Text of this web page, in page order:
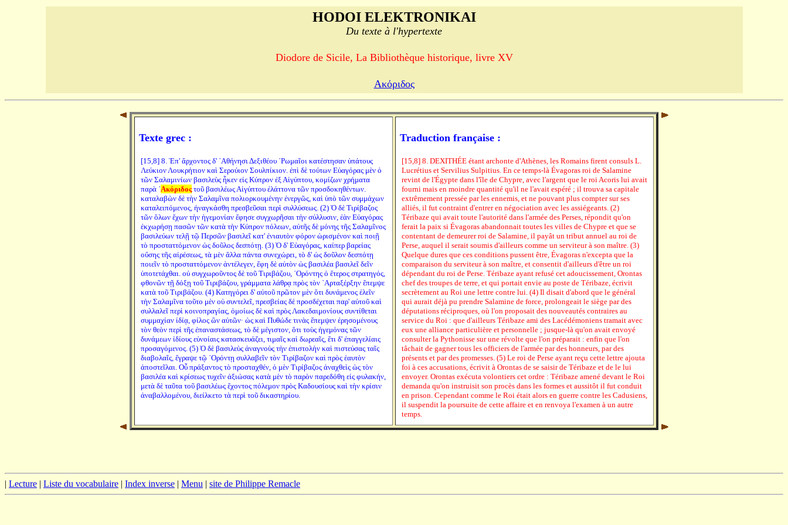
HODOI ELEKTRONIKAI
Du texte à l'hypertexte
Diodore de Sicile, La Bibliothèque historique, livre XV
Ακόριδος
Texte grec :
[15,8] 8. Ἐπ' ἄρχοντος δ' ᾿Αθήνησι Δεξιθέου ῾Ρωμαῖοι κατέστησαν ὑπάτους
Λεύκιον Λουκρήτιον καὶ Σερούιον Σουλπίκιον. ἐπὶ δὲ τούτων Εὐαγόρας μὲν ὁ
τῶν Σαλαμινίων βασιλεὺς ἧκεν εἰς Κύπρον ἐξ Αἰγύπτου, κομίζων χρήματα
παρὰ ᾿Ακόριδοςτοῦ βασιλέως Αἰγύπτου ἐλάττονα τῶν προσδοκηθέντων.
καταλαβὼν δὲ τὴν Σαλαμῖνα πολιορκουμένην ἐνεργῶς, καὶ ὑπὸ τῶν συμμάχων
καταλειπόμενος, ἠναγκάσθη πρεσβεῦσαι περὶ συλλύσεως. (2) Ὁ δὲ Τιρίβαζος
τῶν ὅλων ἔχων τὴν ἡγεμονίαν ἔφησε συγχωρῆσαι τὴν σύλλυσιν, ἐὰν Εὐαγόρας
ἐκχωρήσῃ πασῶν τῶν κατὰ τὴν Κύπρον πόλεων, αὐτῆς δὲ μόνης τῆς Σαλαμῖνος
βασιλεύων τελῇ τῷ Περσῶν βασιλεῖ κατ' ἐνιαυτὸν φόρον ὡρισμένον καὶ ποιῇ
τὸ προσταττόμενον ὡς δοῦλος δεσπότῃ. (3) Ὁ δ' Εὐαγόρας, καίπερ βαρείας
οὔσης τῆς αἱρέσεως, τὰ μὲν ἄλλα πάντα συνεχώρει, τὸ δ' ὡς δοῦλον δεσπότῃ
ποιεῖν τὸ προσταττόμενον ἀντέλεγεν, ἔφη δὲ αὑτὸν ὡς βασιλέα βασιλεῖ δεῖν
ὑποτετάχθαι. οὐ συγχωροῦντος δὲ τοῦ Τιριβάζου, ᾿Ορόντης ὁ ἕτερος στρατηγός,
φθονῶν τῇ δόξῃ τοῦ Τιριβάζου, γράμματα λάθρᾳ πρὸς τὸν ᾿Αρταξέρξην ἔπεμψε
κατὰ τοῦ Τιριβάζου. (4) Κατηγόρει δ' αὐτοῦ πρῶτον μὲν ὅτι δυνάμενος ἑλεῖν
τὴν Σαλαμῖνα τοῦτο μὲν οὐ συντελεῖ, πρεσβείας δὲ προσδέχεται παρ' αὐτοῦ καὶ
συλλαλεῖ περὶ κοινοπραγίας, ὁμοίως δὲ καὶ πρὸς Λακεδαιμονίους συντίθεται
συμμαχίαν ἰδίᾳ, φίλος ὢν αὐτῶν· ὡς καὶ Πυθώδε τινὰς ἔπεμψεν ἐρησομένους
τὸν θεὸν περὶ τῆς ἐπαναστάσεως, τὸ δὲ μέγιστον, ὅτι τοὺς ἡγεμόνας τῶν
δυνάμεων ἰδίους εὐνοίαις κατασκευάζει, τιμαῖς καὶ δωρεαῖς, ἔτι δ' ἐπαγγελίαις
προσαγόμενος. (5) Ὁ δὲ βασιλεὺς ἀναγνοὺς τὴν ἐπιστολὴν καὶ πιστεύσας ταῖς
διαβολαῖς, ἔγραψε τῷ ᾿Ορόντῃ συλλαβεῖν τὸν Τιρίβαζον καὶ πρὸς ἑαυτὸν
ἀποστεῖλαι. Οὗ πράξαντος τὸ προσταχθέν, ὁ μὲν Τιρίβαζος ἀναχθεὶς ὡς τὸν
βασιλέα καὶ κρίσεως τυχεῖν ἀξιώσας κατὰ μὲν τὸ παρὸν παρεδόθη εἰς φυλακήν,
μετὰ δὲ ταῦτα τοῦ βασιλέως ἔχοντος πόλεμον πρὸς Καδουσίους καὶ τὴν κρίσιν
ἀναβαλλομένου, διείλκετο τὰ περὶ τοῦ δικαστηρίου.
Traduction française :
[15,8] 8. DEXITHÉE étant archonte d'Athènes, les Romains firent consuls L.
Lucrétius et Servilius Sulpitius. En ce temps-là Évagoras roi de Salamine
revint de l'Égypte dans l'île de Chypre, avec l'argent que le roi Acoris lui avait
fourni mais en moindre quantité qu'il ne l'avait espéré ; il trouva sa capitale
extrêmement pressée par les ennemis, et ne pouvant plus compter sur ses
alliés, il fut contraint d'entrer en négociation avec les assiégeants. (2)
Téribaze qui avait toute l'autorité dans l'armée des Perses, répondit qu'on
ferait la paix si Évagoras abandonnait toutes les villes de Chypre et que se
contentant de demeurer roi de Salamine, il payât un tribut annuel au roi de
Perse, auquel il serait soumis d'ailleurs comme un serviteur à son maître. (3)
Quelque dures que ces conditions pussent être, Évagoras n'excepta que la
comparaison du serviteur à son maître, et consentit d'ailleurs d'être un roi
dépendant du roi de Perse. Téribaze ayant refusé cet adoucissement, Orontas
chef des troupes de terre, et qui portait envie au poste de Téribaze, écrivit
secrètement au Roi une lettre contre lui. (4) Il disait d'abord que le général
qui aurait déjà pu prendre Salamine de force, prolongeait le siège par des
députations réciproques, où l'on proposait des nouveautés contraires au
service du Roi : que d'ailleurs Téribaze ami des Lacédémoniens tramait avec
eux une alliance particulière et personnelle ; jusque-là qu'on avait envoyé
consulter la Pythonisse sur une révolte que l'on préparait : enfin que l'on
tâchait de gagner tous les officiers de l'armée par des honneurs, par des
présents et par des promesses. (5) Le roi de Perse ayant reçu cette lettre ajouta
foi à ces accusations, écrivit à Orontas de se saisir de Téribaze et de le lui
envoyer. Orontas exécuta volontiers cet ordre : Téribaze amené devant le Roi
demanda qu'on instruisit son procès dans les formes et aussitôt il fut conduit
en prison. Cependant comme le Roi était alors en guerre contre les Cadusiens,
il suspendit la poursuite de cette affaire et en renvoya l'examen à un autre
temps.
| Lecture | Liste du vocabulaire | Index inverse | Menu | site de Philippe Remacle